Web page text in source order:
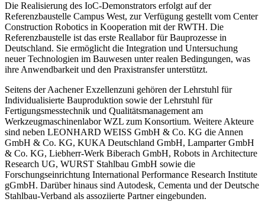
Die Realisierung des IoC-Demonstrators erfolgt auf der
Referenzbaustelle Campus West, zur Verfügung gestellt vom Center
Construction Robotics in Kooperation mit der RWTH. Die
Referenzbaustelle ist das erste Reallabor für Bauprozesse in
Deutschland. Sie ermöglicht die Integration und Untersuchung
neuer Technologien im Bauwesen unter realen Bedingungen, was
ihre Anwendbarkeit und den Praxistransfer unterstützt.
Seitens der Aachener Exzellenzuni gehören der Lehrstuhl für
Individualisierte Bauproduktion sowie der Lehrstuhl für
Fertigungsmesstechnik und Qualitätsmanagement am
Werkzeugmaschinenlabor WZL zum Konsortium. Weitere Akteure
sind neben LEONHARD WEISS GmbH & Co. KG die Annen
GmbH & Co. KG, KUKA Deutschland GmbH, Lamparter GmbH
& Co. KG, Liebherr-Werk Biberach GmbH, Robots in Architecture
Research UG, WURST Stahlbau GmbH sowie die
Forschungseinrichtung International Performance Research Institute
gGmbH. Darüber hinaus sind Autodesk, Cementa und der Deutsche
Stahlbau-Verband als assoziierte Partner eingebunden.